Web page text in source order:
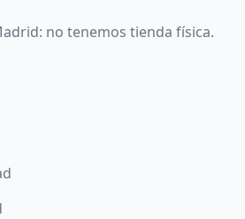
no tenemos tienda física.